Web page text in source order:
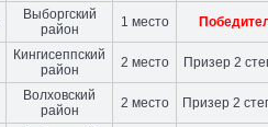
Выборгский
район
1 место
Кингисеппский
район
2 место Призер 2
Волховский
район
2 место Призер 2